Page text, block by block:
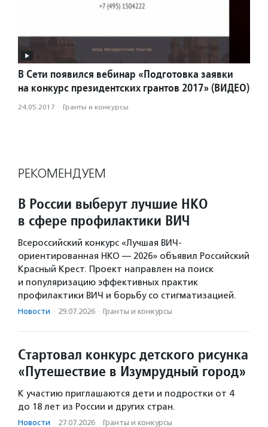
В Сети появился вебинар «Подготовка заявки
на конкурс президентских грантов 2017» (ВИДЕО)
24.05.2017 · Гранты и конкурсы
РЕКОМЕНДУЕМ
В России выберут лучшие НКО
в сфере профилактики ВИЧ
Всероссийский конкурс «Лучшая ВИЧ-
ориентированная НКО — 2026» объявил Российский
Красный Крест. Проект направлен на поиск
и популяризацию эффективных практик
профилактики ВИЧ и борьбу со стигматизацией.
Новости · 29.07.2026 · Гранты и конкурсы
Стартовал конкурс детского рисунка
«Путешествие в Изумрудный город»
К участию приглашаются дети и подростки от 4
до 18 лет из России и других стран.
Новости · 27.07.2026 · Гранты и конкурсы